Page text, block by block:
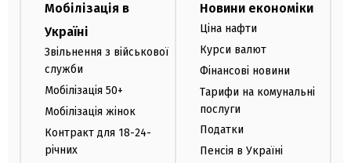
Мобілізація в
Україні
Звільнення з військової
служби
Мобілізація 50+
Мобілізація жінок
Контракт для 18-24-
річних
Новини економіки
Ціна нафти
Курси валют
Фінансові новини
Тарифи на комунальні
послуги
Податки
Пенсія в Україні